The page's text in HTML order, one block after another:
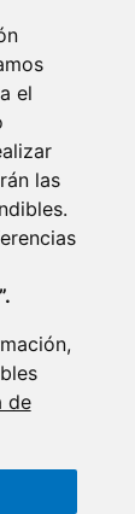
el
las
de
AL